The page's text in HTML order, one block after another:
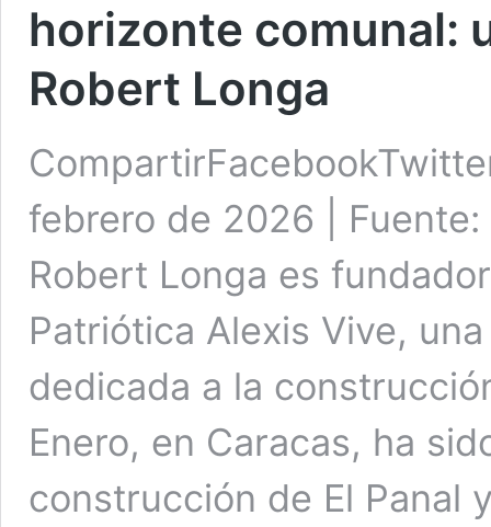
horizonte comunal:
Robert Longa
febrero de 2026 |
Robert Longa es
Patriótica Alexis Vive,
dedicada a la
Enero, en Caracas, ha
construcción de El Panal